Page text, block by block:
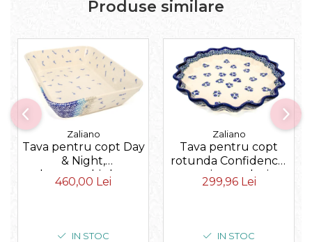
Produse similare
Zaliano
Tava pentru copt Day
& Night,
dreptunghiulara,
ceramica smaltuita,
460,00 Lei
IN STOC
Zaliano
Tava pentru copt
rotunda Confidence,
ceramica smaltuita,
pictata manual,
299,96 Lei
IN STOC